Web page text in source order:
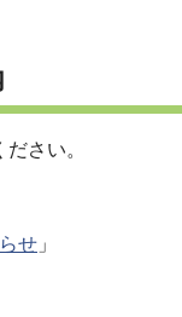
さい。
せ 」